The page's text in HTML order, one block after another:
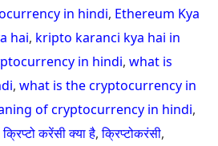
in hindi, Ethereum Kya
hai, kripto karanci kya hai in
in hindi, what is
, what is the cryptocurrency in
of cryptocurrency in hindi,
क्रिप्टो करेंसी क्या है,क्रिप्टोकरंसी,